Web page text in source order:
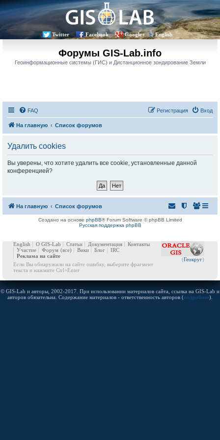
Twitter Facebook Google+ English
Форумы GIS-Lab.info
Геоинформационные системы (ГИС) и Дистанционное зондирование Земли
FAQ Вход
Регистрация
На главную Список форумов
Удалить cookies
Вы уверены, что хотите удалить все cookie, установленные данной
конференцией?
На главную Список форумов
Создано на основе phpBB® Forum Software © phpBB Limited
Русская поддержка phpBB
(Геокруг)
English О GIS-Lab Статьи Документация
Контакты
Участие
Форум (все) Вики Блог
IRC
Реклама на сайте
Если Вы обнаружили на сайте ошибку, выберите фрагмент
текста и нажмите Ctrl+Enter
© GIS-Lab и авторы, 2002-2017. При использовании материалов сайта, ссылка на GIS-Lab и
авторов обязательна. Содержание материалов - ответственность авторов (подробнее).